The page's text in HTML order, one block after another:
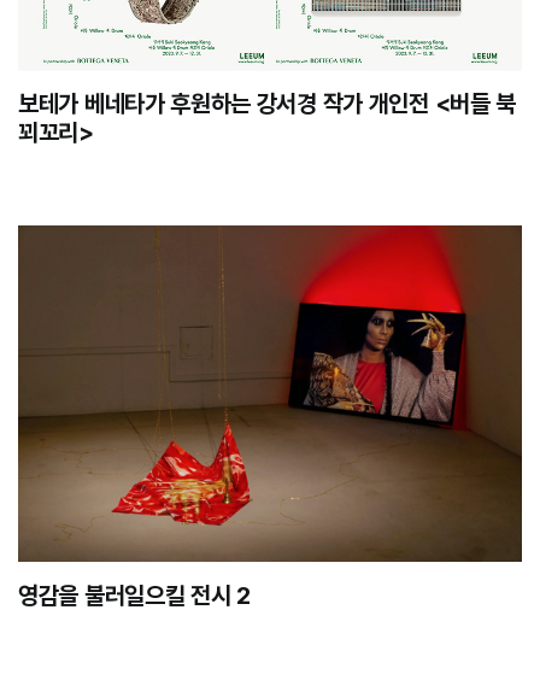
보테가 베네타가 후원하는 강서경 작가 개인전 <버들 북
꾀꼬리>
영감을 불러일으킬 전시 2